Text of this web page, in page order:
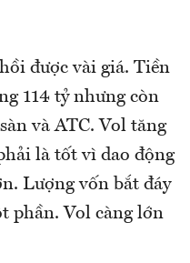
được vài giá. Tiền
114 tỷ nhưng còn
và ATC. Vol tăng
là tốt vì dao động
Lượng vốn bắt đáy
phần. Vol càng lớn